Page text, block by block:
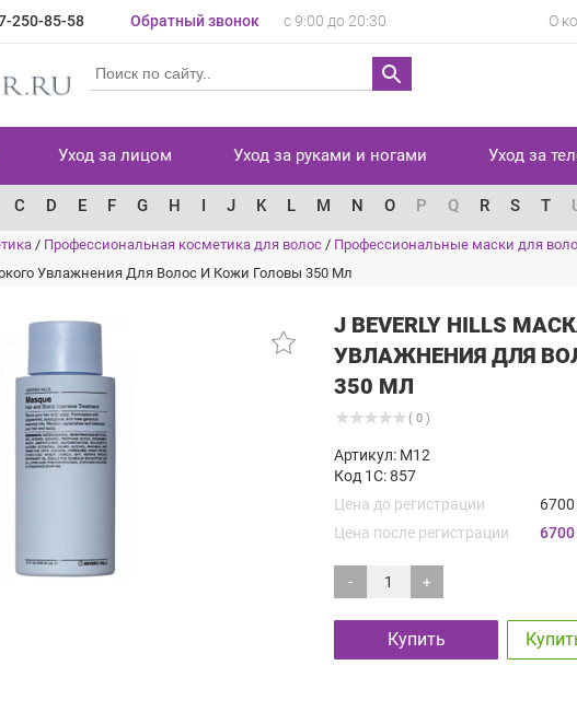
250-85-58 Обратный звонок с 9:00 до 20:30 О
Уход за лицом Уход за руками и ногами Уход за
C D E F G H I J K L M N O P Q R S T
/ Профессиональная косметика для волос / Профессиональные маски для
Увлажнения Для Волос И Кожи Головы 350 Мл
J BEVERLY HILLS
УВЛАЖНЕНИЯ ДЛЯ
350 МЛ
( 0 )
Артикул: M12
Код 1С: 857
Цена до регистрации
6700
Цена после регистрации
6700
- +
Купить